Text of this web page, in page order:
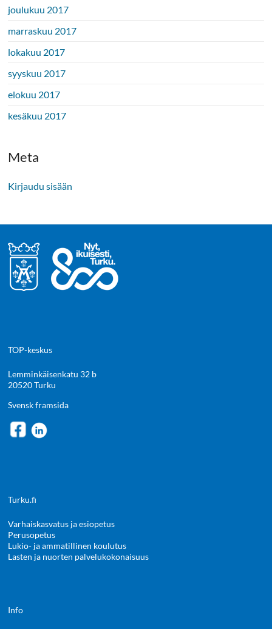
joulukuu 2017
marraskuu 2017
lokakuu 2017
syyskuu 2017
elokuu 2017
kesäkuu 2017
Meta
Kirjaudu sisään
TOP-keskus
Lemminkäisenkatu 32 b
20520 Turku
Svensk framsida
Turku.fi
Varhaiskasvatus ja esiopetus
Perusopetus
Lukio- ja ammatillinen koulutus
Lasten ja nuorten palvelukokonaisuus
Info